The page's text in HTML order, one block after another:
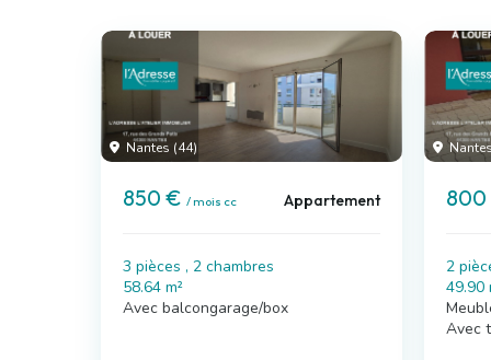
Nantes (44)
850 € / mois cc Appartement
3 pièces , 2 chambres
58.64 m²
Avec balcongarage/box
2
49.90
Avec